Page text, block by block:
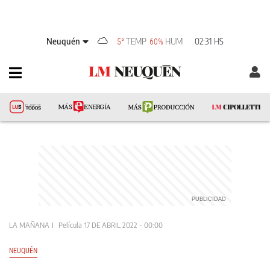
Neuquén 5° TEMP 60% HUM 02:31 HS
LA MAÑANA Película 17 DE ABRIL 2022 - 00:00
NEUQUÉN